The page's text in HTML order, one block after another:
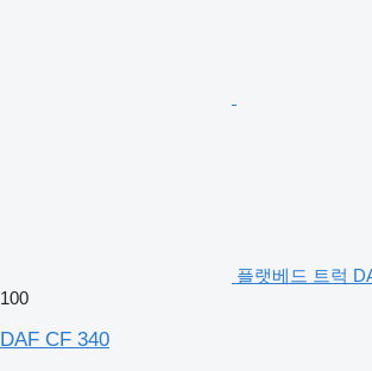
플랫베드 트럭
100
DAF CF 340